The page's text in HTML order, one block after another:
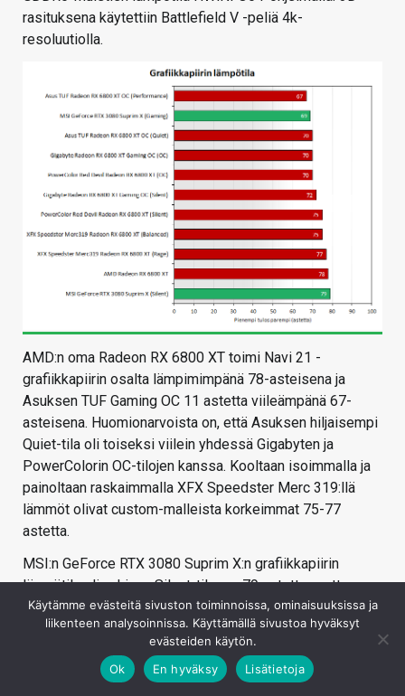
rasituksena käytettiin Battlefield V -peliä 4k-
resoluutiolla.
AMD:n oma Radeon RX 6800 XT toimi Navi 21 -
grafiikkapiirin osalta lämpimimpänä 78-asteisena ja
Asuksen TUF Gaming OC 11 astetta viileämpänä 67-
asteisena. Huomionarvoista on, että Asuksen hiljaisempi
Quiet-tila oli toiseksi viilein yhdessä Gigabyten ja
PowerColorin OC-tilojen kanssa. Kooltaan isoimmalla ja
painoltaan raskaimmalla XFX Speedster Merc 319:llä
lämmöt olivat custom-malleista korkeimmat 75-77
astetta.
MSI:n GeForce RTX 3080 Suprim X:n grafiikkapiirin
lämpötila oli vakiona Silent-tilassa 79 astetta, mutta
Performance-tilassa 10 astetta alhaisempi 69 astetta.
Käytämme evästeitä sivuston toiminnoissa, ominaisuuksissa ja
liikenteen analysoinnissa. Käyttämällä sivustoa hyväksyt
evästeiden käytön.
Ok
En hyväksy Lisätietoja